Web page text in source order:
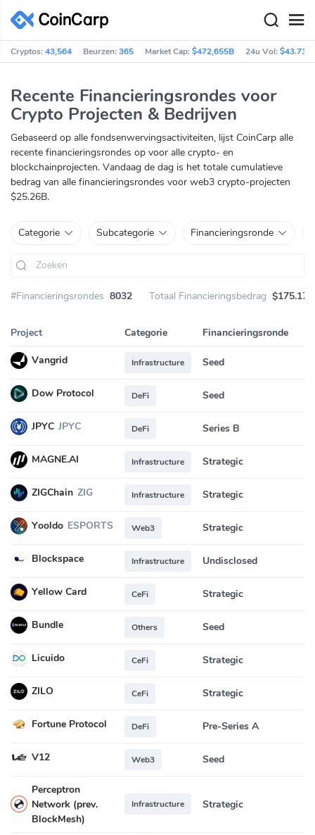
Cryptos:43,564 Beurzen:365 Market Cap:$472,655B 24u Vol:$43.73B
Recente Financieringsrondes voor
Crypto Projecten & Bedrijven
Gebaseerd op alle fondsenwervingsactiviteiten, lijst CoinCarp alle
recente financieringsrondes op voor alle crypto- en
blockchainprojecten. Vandaag de dag is het totale cumulatieve
bedrag van alle financieringsrondes voor web3 crypto-projecten
$25.26B.
Categorie Subcategorie Financieringsronde
#Financieringsrondes 8032 Totaal Financieringsbedrag $175.17B
Project Categorie Financieringsronde
Vangrid Infrastructure Seed
Dow Protocol DeFi Seed
JPYC JPYC DeFi Series B
MAGNE.AI Infrastructure Strategic
ZIGChain ZIG Infrastructure Strategic
Yooldo ESPORTS Web3 Strategic
Blockspace Infrastructure Undisclosed
Yellow Card CeFi Strategic
Bundle Others Seed
Licuido CeFi Strategic
ZILO CeFi Strategic
Fortune Protocol DeFi Pre-Series A
V12 Web3 Seed
Perceptron
Network (prev.
BlockMesh)
Infrastructure Strategic